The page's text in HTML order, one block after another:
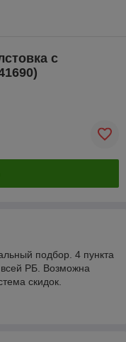
с
подбор. 4 пункта
РБ. Возможна
скидок.